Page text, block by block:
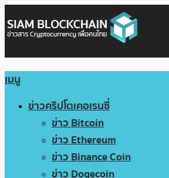
เมนู
ข่าวคริปโตเคอเรนซี่
ข่าว Bitcoin
ข่าว Ethereum
ข่าว Binance Coin
ข่าว Dogecoin